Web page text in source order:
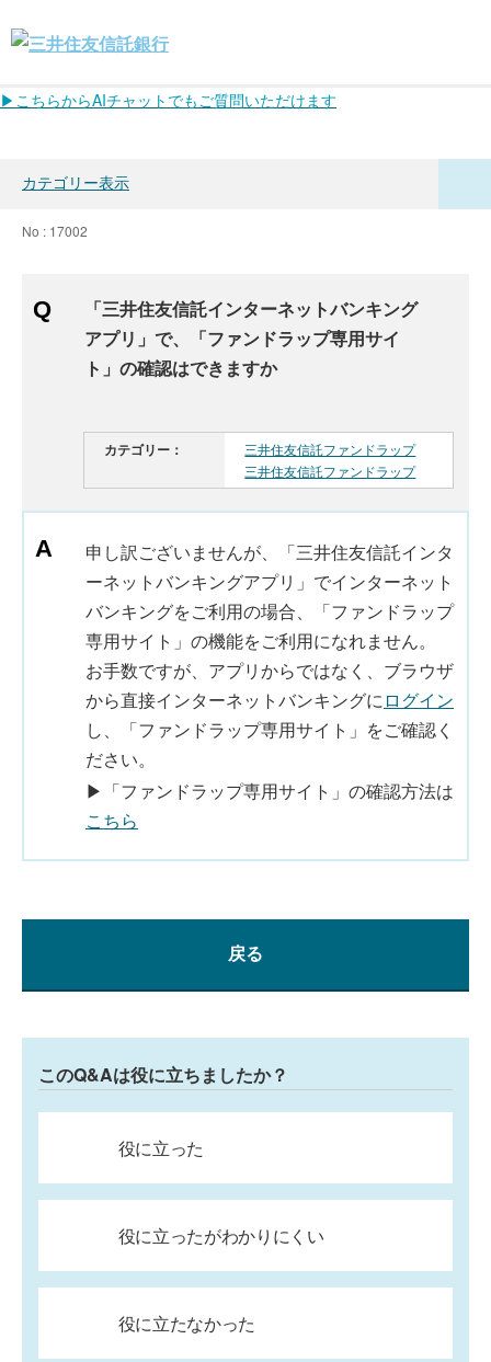
▶こちらからAIチャットでもご質問いただけます
カテゴリー表示
No : 17002
「三井住友信託インターネットバンキング
アプリ」で、「ファンドラップ専用サイ
ト」の確認はできますか
カテゴリー：
三井住友信託ファンドラップ
三井住友信託ファンドラップ
申し訳ございませんが、「三井住友信託インタ
ーネットバンキングアプリ」でインターネット
バンキングをご利用の場合、「ファンドラップ
専用サイト」の機能をご利用になれません。
お手数ですが、アプリからではなく、ブラウザ
から直接インターネットバンキングにログイン
し、「ファンドラップ専用サイト」をご確認く
ださい。
▶「ファンドラップ専用サイト」の確認方法は
こちら
戻る
このQ&Aは役に立ちましたか？
役に立った
役に立ったがわかりにくい
役に立たなかった